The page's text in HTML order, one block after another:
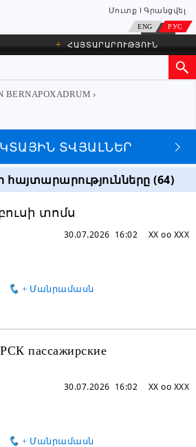
Մուտք Գրանցվել
ENG РУС
+ ՀԱՅՏԱՐԱՐՈՒԹՅՈՒՆ
BERNAPOXADRUM
ՏՎՅԱԼՆԵՐ
BERNAPOXADRUM
077 61 13 24
ենք բաժանորդին
www.RALLY.am կայքից
ԳՐԵԼ ՆԱՄԱԿ
հայտարարությունները (64)
տոմս
+ Մանրամասն
XX oo XXX
30.07.2026 16:02
пассажирские
+ Մանրամասն
XX oo XXX
30.07.2026 16:02